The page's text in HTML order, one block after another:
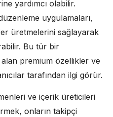
yardımcı olabilir.
uygulamaları,
üretmelerini sağlayarak
Bu tür bir
premium özellikler ve
tarafından ilgi görür.
ve içerik üreticileri
onların takipçi